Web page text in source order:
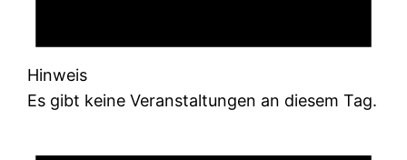
Hinweis
Es gibt keine Veranstaltungen an diesem Tag.